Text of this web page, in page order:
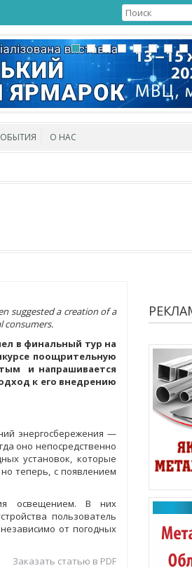
О НАС
suggested a creation of a
consumers.
в финальный тур на
поощрительную
и напрашивается
к его внедрению
энергосбережения —
оно непосредственно
установок, которые
теперь, с появлением
освещением. В них
пользователь
от погодных
Заказать статью в PDF